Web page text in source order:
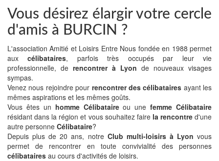
Vous désirez élargir votre cercle
d'amis à BURCIN ?
L'association Amitié et Loisirs Entre Nous fondée en 1988 permet
auxcélibataires, parfois très occupés par leur vie
professionnelle, de rencontrer à Lyon de nouveaux visages
sympas.
Venez nous rejoindre pour rencontrer des célibataires ayant les
mêmes aspirations et les mêmes goûts.
Vous êtes un homme Célibataireou unefemme Célibataire
résidant dans la région et vous souhaitez faire la rencontred'une
autre personne Célibataire?
Depuis plus de 20 ans, notre Club multi-loisirs à Lyon vous
permet de rencontrer en toute convivialité des personnes
célibataires au cours d'activités de loisirs.